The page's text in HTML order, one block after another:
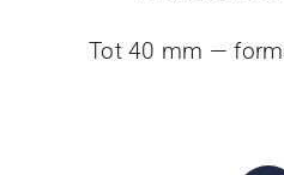
Tot 40 mm —